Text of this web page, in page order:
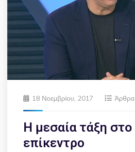
18 Νοεμβρίου, 2017 Άρθρα
Η μεσαία τάξη στο
επίκεντρο